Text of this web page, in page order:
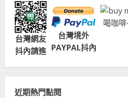
台灣網友
抖內請進
台灣境外
PAYPAL抖內
近期熱門點閱